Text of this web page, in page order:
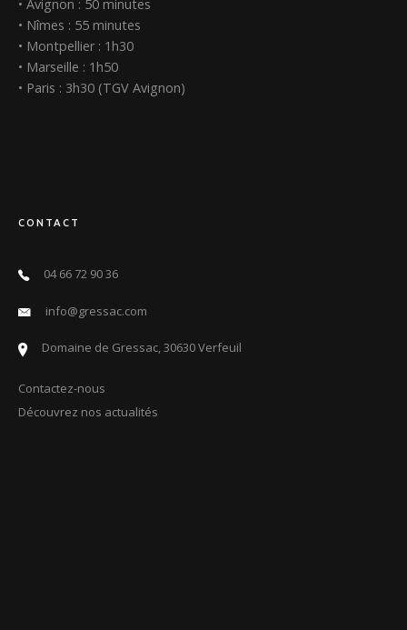
• Avignon : 50 minutes
• Nîmes : 55 minutes
• Montpellier : 1h30
• Marseille : 1h50
• Paris : 3h30 (TGV Avignon)
CONTACT
04 66 72 90 36
info@gressac.com
Domaine de Gressac, 30630 Verfeuil
Contactez-nous
Découvrez nos actualités